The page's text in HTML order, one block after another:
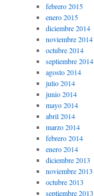
febrero 2015
enero 2015
diciembre 2014
noviembre 2014
octubre 2014
septiembre 2014
agosto 2014
julio 2014
junio 2014
mayo 2014
abril 2014
marzo 2014
febrero 2014
enero 2014
diciembre 2013
noviembre 2013
octubre 2013
septiembre 2013